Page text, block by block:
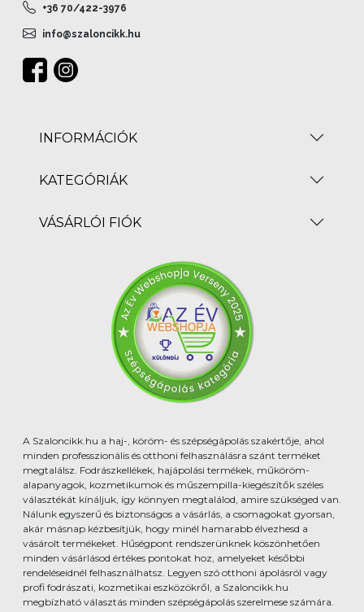
+36 70/422-3976
info@szaloncikk.hu
INFORMÁCIÓK
KATEGÓRIÁK
VÁSÁRLÓI FIÓK
A Szaloncikk.hu a haj-, köröm- és szépségápolás szakértője, ahol
minden professzionális és otthoni felhasználásra szánt terméket
megtalálsz. Fodrászkellékek, hajápolási termékek, műköröm-
alapanyagok, kozmetikumok és műszempilla-kiegészítők széles
választékát kínáljuk, így könnyen megtalálod, amire szükséged van.
Nálunk egyszerű és biztonságos a vásárlás, a csomagokat gyorsan,
akár másnap kézbesítjük, hogy minél hamarabb élvezhesd a
vásárolt termékeket. Hűségpont rendszerünknek köszönhetően
minden vásárlásod értékes pontokat hoz, amelyeket későbbi
rendeléseidnél felhasználhatsz. Legyen szó otthoni ápolásról vagy
profi fodrászati, kozmetikai eszközökről, a Szaloncikk.hu
megbízható választás minden szépségápolás szerelmese számára.